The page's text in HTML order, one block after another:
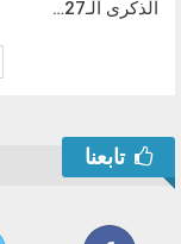
الذكرى الـ27…
تابعنا